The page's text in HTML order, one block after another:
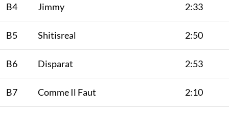
B4 Jimmy 2:33
B5 Shitisreal 2:50
B6 Disparat 2:53
B7 Comme Il Faut 2:10